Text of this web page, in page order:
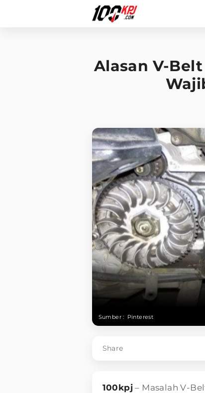
Alasan V-
Sumber : Pinterest
Share
100kpj– Masalah V-